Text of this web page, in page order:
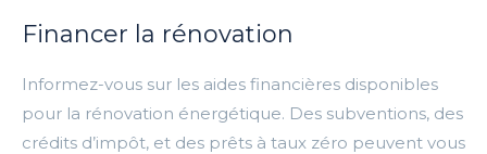
Financer la rénovation
Informez-vous sur les aides financières disponibles
pour la rénovation énergétique. Des subventions, des
crédits d’impôt, et des prêts à taux zéro peuvent vous